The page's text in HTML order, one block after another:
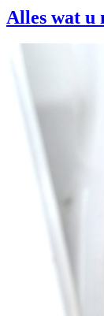
Alles wat u